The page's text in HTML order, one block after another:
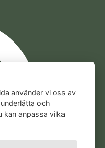
använder vi oss av
och
kan anpassa vilka